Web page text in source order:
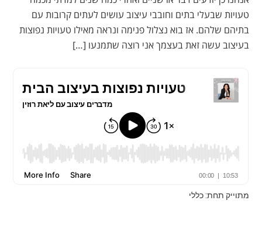
טעויות שבעלי בתים וחובבי עיצוב עושים לעתים קרובות עם
בתיהם שלהם. אז בוא נצלול פנימה ונראה מאילו טעויות נפוצות
בעיצוב עשה זאת בעצמך אני רוצה שתמנעו […]
מתוייק תחת: כללי